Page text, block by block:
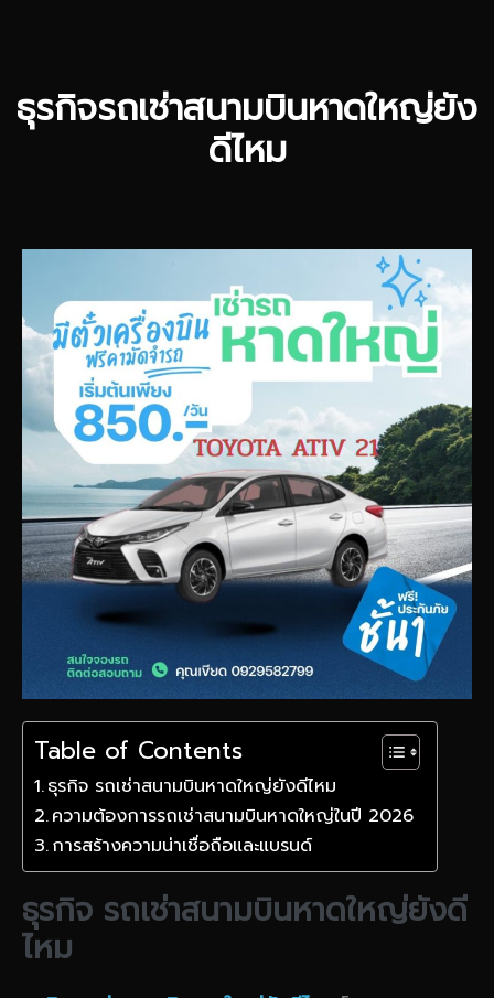
ธุรกิจรถเช่าสนามบินหาดใหญ่ยัง
ดีไหม
Table of Contents
ธุรกิจ รถเช่าสนามบินหาดใหญ่ยังดีไหม
ความต้องการรถเช่าสนามบินหาดใหญ่ในปี 2026
การสร้างความน่าเชื่อถือและแบรนด์
ธุรกิจ รถเช่าสนามบินหาดใหญ่ยังดี
ไหม